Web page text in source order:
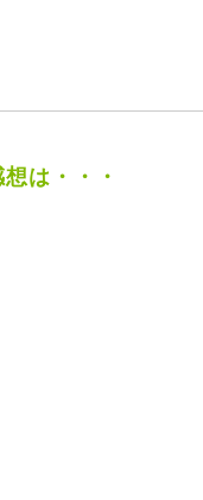
は・・・